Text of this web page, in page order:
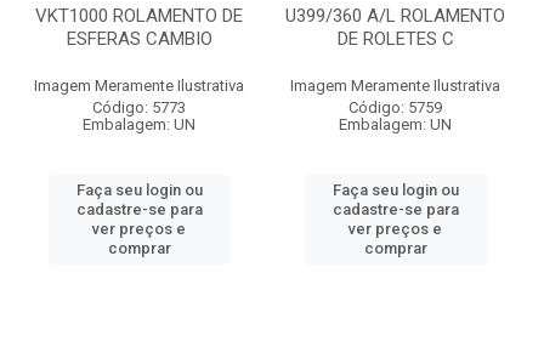
VKT1000 ROLAMENTO DE
ESFERAS CAMBIO
Imagem Meramente Ilustrativa
Código: 5773
Embalagem: UN
Faça seu login ou
cadastre-se para
ver preços e
comprar
U399/360 A/L ROLAMENTO
DE ROLETES C
Imagem Meramente Ilustrativa
Código: 5759
Embalagem: UN
Faça seu login ou
cadastre-se para
ver preços e
comprar